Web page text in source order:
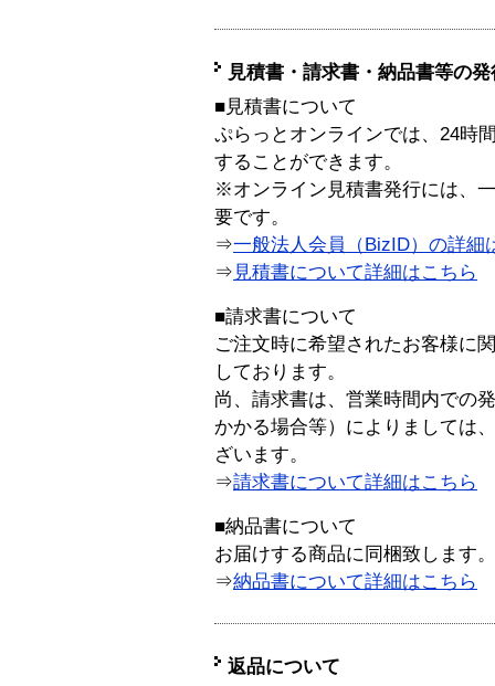
見積書・請求書・納品書等の
■見積書について
ぷらっとオンラインでは、24時
することができます。
※オンライン見積書発行には、
要です。
⇒一般法人会員（BizID）の詳細
⇒ 見積書について詳細はこちら
■請求書について
ご注文時に希望されたお客様に
しております。
尚、請求書は、営業時間内での
かかる場合等）によりましては
ざいます。
⇒請求書について詳細はこちら
■納品書について
お届けする商品に同梱致します。
⇒納品書について詳細はこちら
返品について